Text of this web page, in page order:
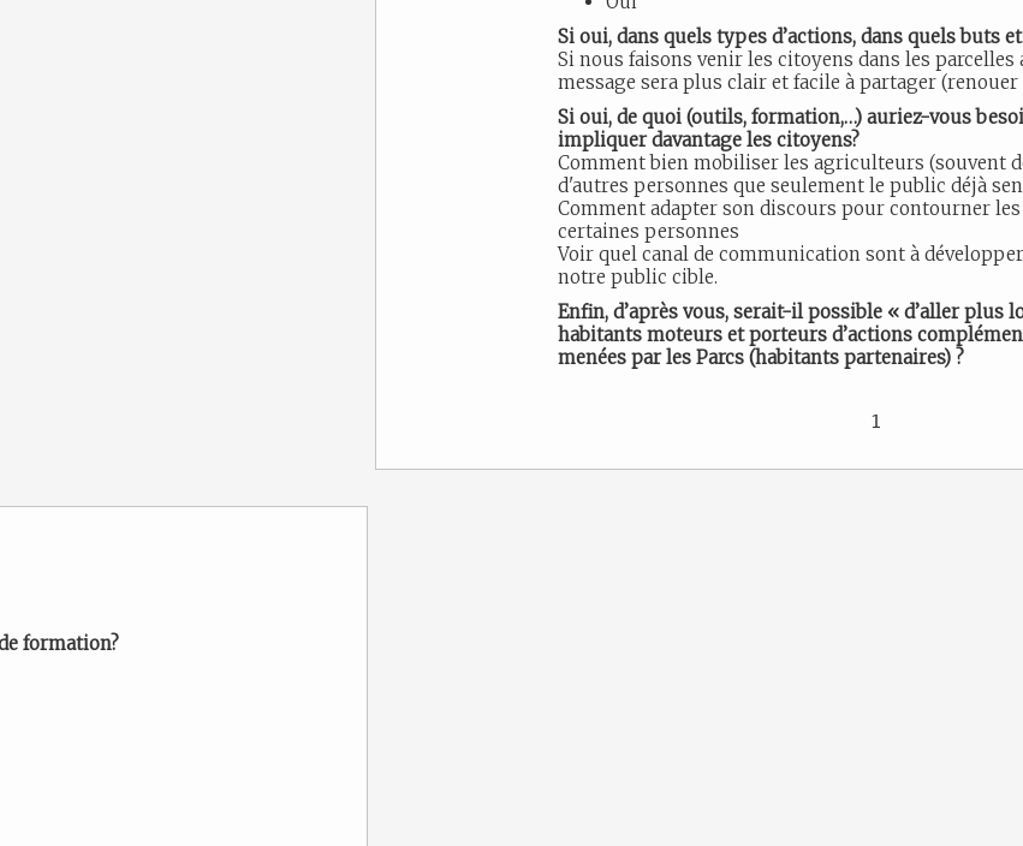
Si oui, dans quels types d’actions, dans quels buts
Si nous faisons venir les citoyens dans les parcelles
message sera plus clair et facile à partager (renouer
Si oui, de quoi (outils, formation,…) auriez-vous
impliquer davantage les citoyens?
Comment bien mobiliser les agriculteurs (souvent
d'autres personnes que seulement le public déjà
Comment adapter son discours pour contourner
certaines personnes
Voir quel canal de communication sont à
notre public cible.
Enfin, d’après vous, serait-il possible « d’aller plus
habitants moteurs et porteurs d’actions
menées par les Parcs (habitants partenaires) ?
formation?